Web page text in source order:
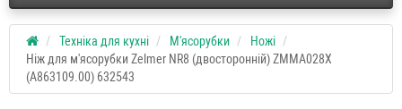
Техніка для кухні М'ясорубки
Ножі
Ніж для м'ясорубки Zelmer NR8 (двосторонній) ZMMA028X
(A863109.00) 632543